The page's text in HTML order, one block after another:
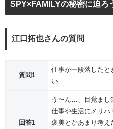
SPY×FAMILYの秘密に迫ろ
江口拓也さんの質問
質問1
仕事が一段落したと
い
回答1
う〜ん…、目覚ま
仕事や生活にメリハ
褒美とかあまり考え